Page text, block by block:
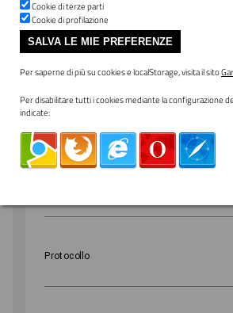
Pagamento Dovuto: SUE
agli atti
Nome
Protocollo
Importo
Cookie di terze parti
Cookie di profilazione
SALVA LE MIE PREFERENZE
Per saperne di più su cookies e localStorage, visita il sito
Per disabilitare tutti i cookies mediante la configurazione
indicate: